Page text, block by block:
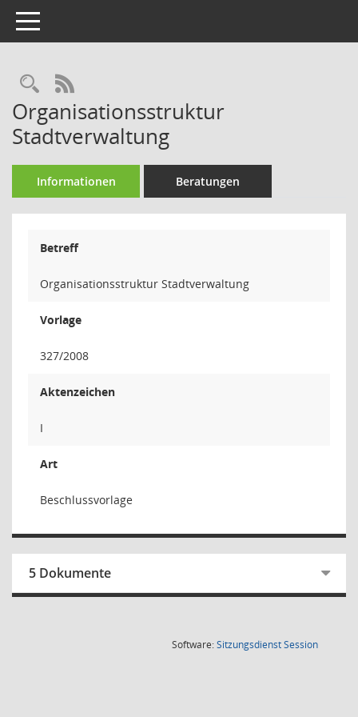
Toggle navigation
Rechercheauswahl
RSS-Feed
Organisationsstruktur
Stadtverwaltung
Informationen Beratungen
Betreff
Organisationsstruktur Stadtverwaltung
Vorlage
327/2008
Aktenzeichen
I
Art
Beschlussvorlage
5 Dokumente
Software:SitzungsdienstSession(Wird in